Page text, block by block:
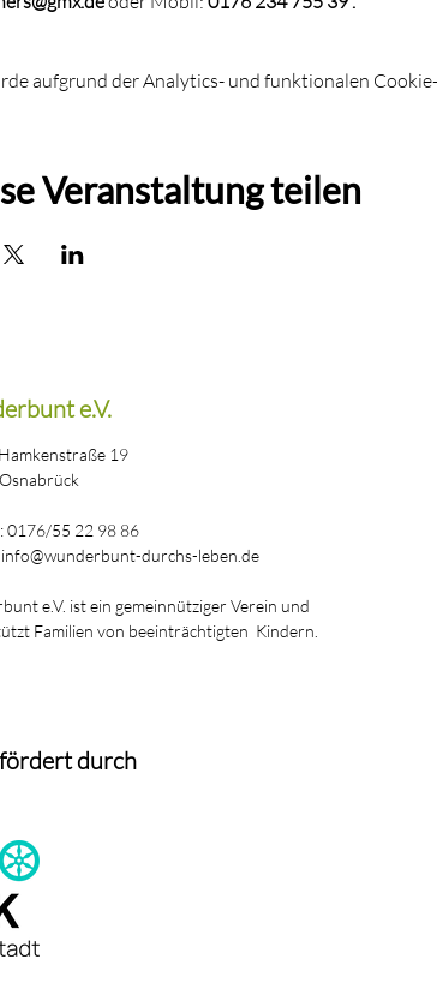
aufgrund der Analytics- und funktionalen
Veranstaltung teilen
e.V.
19
0176/55 22 98 86
info@wunderbunt-durchs-leben.de
e.V. ist ein gemeinnütziger Verein und
Familien von beeinträchtigten Kindern.
durch